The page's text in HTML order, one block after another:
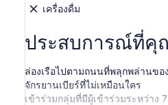
คน เครื่องดื่ม
ประสบการณ์ที่คุ
ล่องเรือไปตามถนนที่พลุกพล่านขอ
จักรยานเบียร์ที่ไม่เหมือนใคร
เข้าร่วมกลุ่มที่มีผู้เข้าร่วมระหว่าง